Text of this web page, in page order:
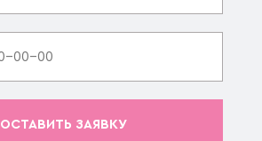
ОСТАВИТЬ ЗАЯВКУ